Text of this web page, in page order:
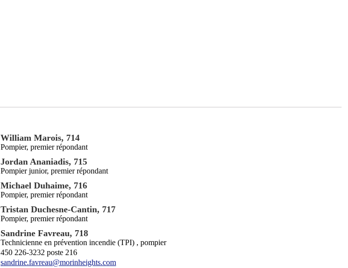
William Marois, 714
Pompier, premier répondant
Jordan Ananiadis, 715
Pompier junior, premier répondant
Michael Duhaime, 716
Pompier, premier répondant
Tristan Duchesne-Cantin, 717
Pompier, premier répondant
Sandrine Favreau, 718
Technicienne en prévention incendie (TPI) , pompier
450 226-3232 poste 216
sandrine.favreau@morinheights.com